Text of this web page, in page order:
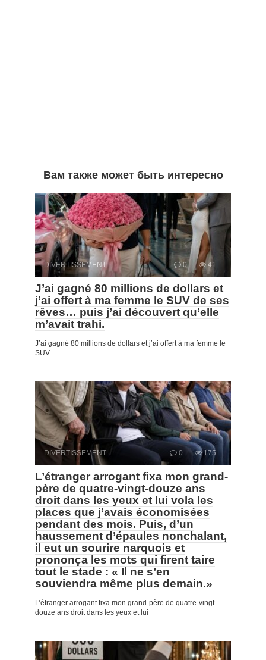
Вам также может быть интересно
DIVERTISSEMENT 0 41
J’ai gagné 80 millions de dollars et
j’ai offert à ma femme le SUV de ses
rêves… puis j’ai découvert qu’elle
m’avait trahi.
J’ai gagné 80 millions de dollars et j’ai offert à ma femme le
SUV
DIVERTISSEMENT 0 175
L’étranger arrogant fixa mon grand-
père de quatre-vingt-douze ans
droit dans les yeux et lui vola les
places que j’avais économisées
pendant des mois. Puis, d’un
haussement d’épaules nonchalant,
il eut un sourire narquois et
prononça les mots qui firent taire
tout le stade : « Il ne s’en
souviendra même plus demain.»
L’étranger arrogant fixa mon grand-père de quatre-vingt-
douze ans droit dans les yeux et lui